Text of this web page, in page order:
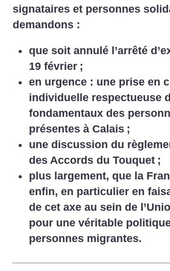
signataires et personnes
demandons :
que soit annulé l’arrêté
19 février ;
en urgence : une prise en
individuelle respectueuse
fondamentaux des
présentes à Calais ;
une discussion du
des Accords du Touquet ;
plus largement, que la
enfin, en particulier en
de cet axe au sein de
pour une véritable
personnes migrantes.